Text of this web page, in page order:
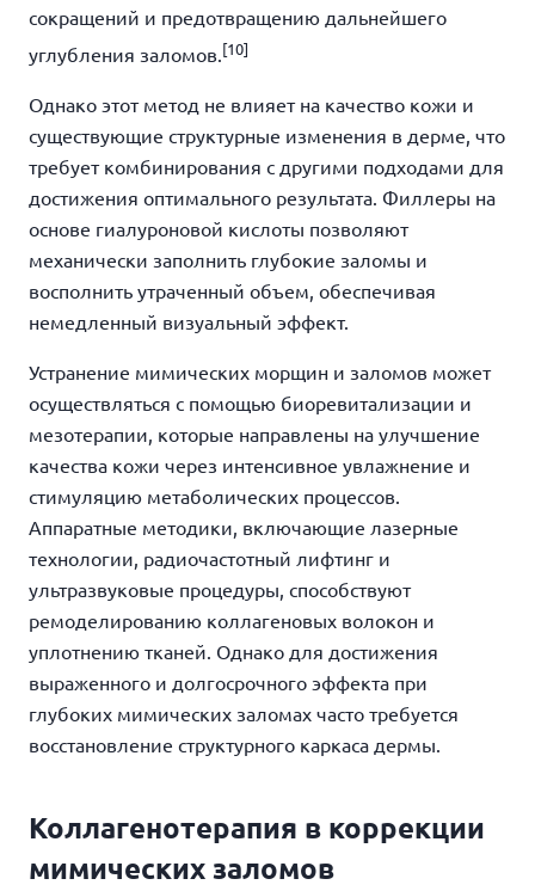
сокращений и предотвращению дальнейшего
углубления заломов.[10]
Однако этот метод не влияет на качество кожи и
существующие структурные изменения в дерме, что
требует комбинирования с другими подходами для
достижения оптимального результата. Филлеры на
основе гиалуроновой кислоты позволяют
механически заполнить глубокие заломы и
восполнить утраченный объем, обеспечивая
немедленный визуальный эффект.
Устранение мимических морщин и заломов может
осуществляться с помощью биоревитализации и
мезотерапии, которые направлены на улучшение
качества кожи через интенсивное увлажнение и
стимуляцию метаболических процессов.
Аппаратные методики, включающие лазерные
технологии, радиочастотный лифтинг и
ультразвуковые процедуры, способствуют
ремоделированию коллагеновых волокон и
уплотнению тканей. Однако для достижения
выраженного и долгосрочного эффекта при
глубоких мимических заломах часто требуется
восстановление структурного каркаса дермы.
Коллагенотерапия в коррекции
мимических заломов